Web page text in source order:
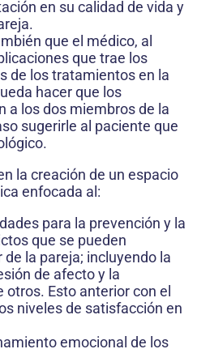
en su calidad de vida y
que el médico, al
que trae los
de los tratamientos en la
hacer que los
a los dos miembros de la
sugerirle al paciente que
la creación de un espacio
enfo­cada al:
para la preven­ción y la
que se pueden
la pareja; incluyendo la
de afecto y la
Esto anterior con el
niveles de satisfacción en
emocional de los